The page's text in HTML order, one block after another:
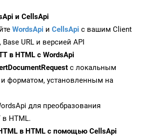
и CellsApi
WordsApi и CellsApi с вашим Client
Base URL и версией API
в HTML с WordsApi
с локальным
форматом, установленным на
для преобразования
в HTML.
в HTML с помощью CellsApi